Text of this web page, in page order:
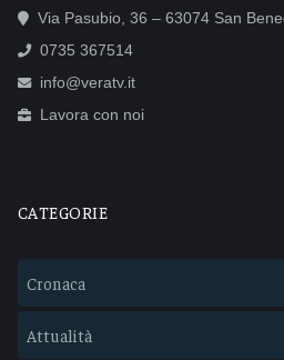
Via Pasubio, 36 – 63074 San
0735 367514
info@veratv.it
Lavora con noi
CATEGORIE
Cronaca
Attualità